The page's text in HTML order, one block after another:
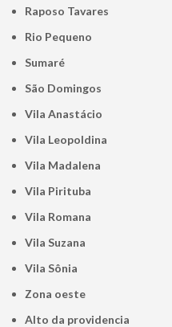
Raposo Tavares
Rio Pequeno
Sumaré
São Domingos
Vila Anastácio
Vila Leopoldina
Vila Madalena
Vila Pirituba
Vila Romana
Vila Suzana
Vila Sônia
Zona oeste
alto da providencia